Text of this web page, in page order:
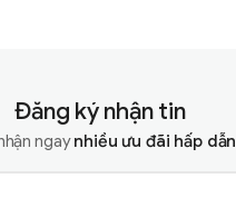
Đăng ký nhận tin
ngaynhiều ưu đãi hấp dẫn